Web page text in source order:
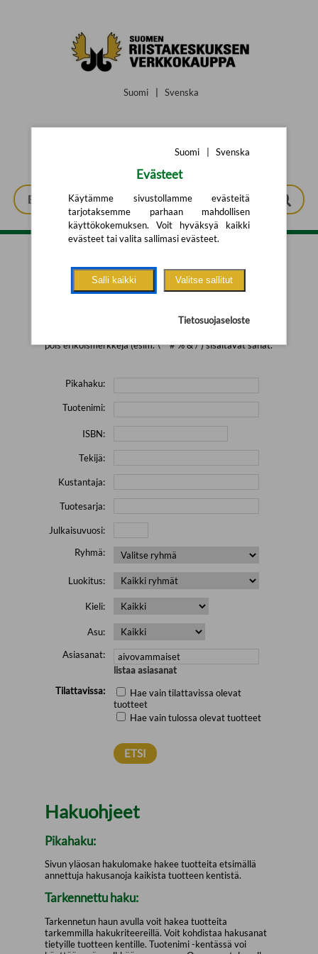
Suomi Svenska
Tarkennettu haku
pois erikoismerkkejä (esim. \' " # % & / ) sisältävät sanat.
Pikahaku:
Tuotenimi:
ISBN:
Tekijä:
Kustantaja:
Tuotesarja:
Julkaisuvuosi:
Ryhmä:
Luokitus:
Kieli:
Asu:
Asiasanat:
listaa asiasanat
Tilattavissa:
Hae vain tilattavissa olevat
tuotteet
Hae vain tulossa olevat tuotteet
Hakuohjeet
Pikahaku:
Sivun yläosan hakulomake hakee tuotteita etsimällä
annettuja hakusanoja kaikista tuotteen kentistä.
Tarkennettu haku:
Tarkennetun haun avulla voit hakea tuotteita
tarkemmilla hakukriteereillä. Voit kohdistaa hakusanat
tietyille tuotteen kentille. Tuotenimi -kentässä voi
Suomi Svenska
Evästeet
Käytämme sivustollamme evästeitä
tarjotaksemme parhaan mahdollisen
käyttökokemuksen. Voit hyväksyä kaikki
evästeet tai valita sallimasi evästeet.
Salli kaikki Valitse sallitut
Tietosuojaseloste